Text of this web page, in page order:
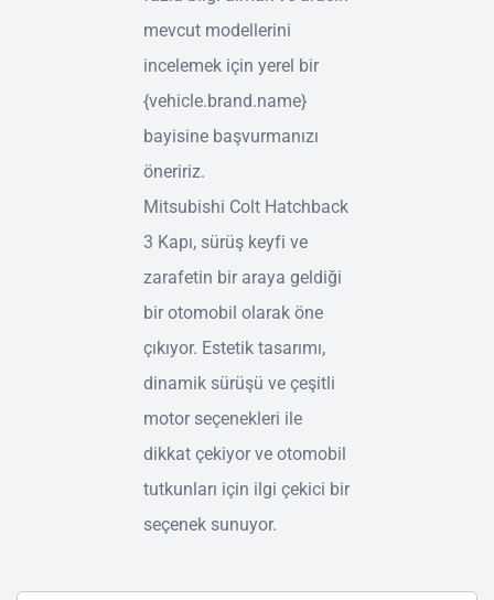
mevcut modellerini
incelemek için yerel bir
{vehicle.brand.name}
bayisine başvurmanızı
öneririz.
Mitsubishi Colt Hatchback
3 Kapı, sürüş keyfi ve
zarafetin bir araya geldiği
bir otomobil olarak öne
çıkıyor. Estetik tasarımı,
dinamik sürüşü ve çeşitli
motor seçenekleri ile
dikkat çekiyor ve otomobil
tutkunları için ilgi çekici bir
seçenek sunuyor.